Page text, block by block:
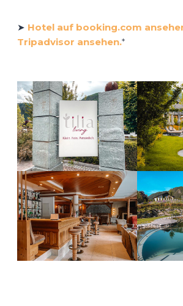
➤ Hotel auf booking.com
Tripadvisor ansehen.*